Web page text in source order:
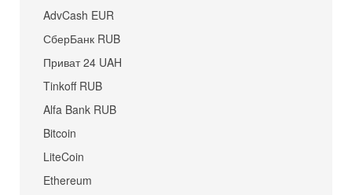
AdvCash EUR
СберБанк RUB
Приват 24 UAH
Tinkoff RUB
Alfa Bank RUB
Bitcoin
LiteCoin
Ethereum